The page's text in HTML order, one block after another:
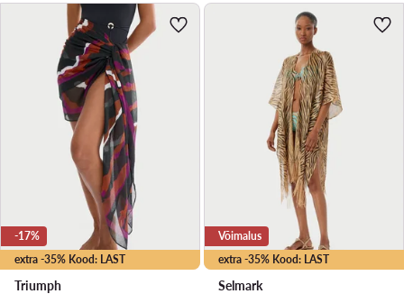
extra -35% Kood: LAST
-17%
Triumph
extra -35% Kood: LAST
Võimalus
Selmark